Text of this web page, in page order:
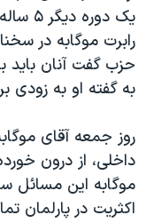
دادگاه حمید نوری
چهل سال
قانون شفافیت دارائی
اسرائیل در جنگ
نرگس محمدی برنده
همایش
یک دوره دیگر ۵ ساله، ایراد کرد.
رابرت موگابه در
حزب گفت آنان باید
به گفته او به زودی
روز جمعه آقای
داخلی، از درون
موگابه این مسائل
اکثریت در پارلمان